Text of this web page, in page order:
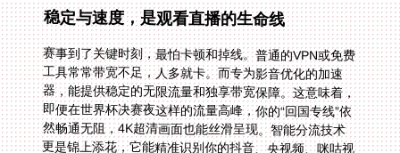
稳定与速度，是观看直播的生命线
赛事到了关键时刻，最怕卡顿和掉线。普通的VPN或免费
工具常常带宽不足，人多就卡。而专为影音优化的加速
器，能提供稳定的无限流量和独享带宽保障。这意味着，
即便在世界杯决赛夜这样的流量高峰，你的“回国专线”依
然畅通无阻，4K超清画面也能丝滑呈现。智能分流技术
更是锦上添花，它能精准识别你的抖音、央视频、咪咕视
频等App的流量，并通过专属的回国影音加速线路传输，
将游戏、网页浏览等其他流量分开处理，互不干扰，最大